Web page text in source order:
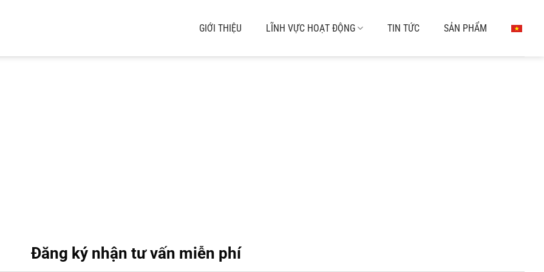
GIỚI THIỆU LĨNH VỰC HOẠT ĐỘNG TIN TỨC SẢN PHẨM
Đăng ký nhận tư vấn miễn phí